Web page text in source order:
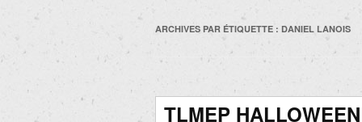
ARCHIVES PAR ÉTIQUETTE : DANIEL LANOIS
TLMEP